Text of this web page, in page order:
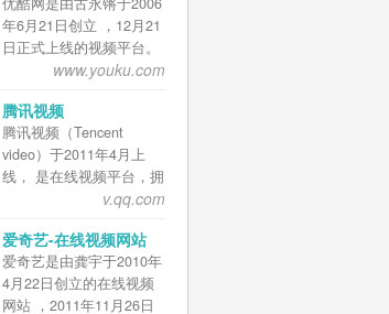
往售票窗口。 12306网站
C、D、G字头的动车组列
车选座功能于2017年10月
12日正式上线运行。自
2017年11月23日起，中国
铁路客户服务中心12306
网站微信支付服务功能上
线运行。每天23:00～
06:00维护期间如需办理
路车站窗口办理。 2020
年7月1日，12306官方支
付宝小程序已正式上线，
用户可以购买火车票或退
可视化界面进行配置、管
理。个人、企业的现有笔
记本电脑、PC机、廉价工
控机，都可以利用起来，
成为边缘计算服务器，将
本地免费的计算能力、存
储能力充分利用起来，与
公有云结合，组建混合
云，实现最高性价比。
断产生优质内容的生态系
统，B站已经涵盖7000多
个兴趣圈层的多元文化社
区，曾获得QuestMobile
研究院评选的“Z世代偏爱
APP”和“Z世代偏爱泛娱乐
APP”两项榜单第一名并入
选“BrandZ”报告2019最具
价值中国品牌100强 。
2021年3月29日，哔哩哔
哩正式在香港二次上市
源头砥柱型企业。 有妖气
正式成立于2009年5月，
并在同年10月上线原创漫
画网站“有妖气
中国独立原创漫画网络的
先锋领航平台，“有妖气
（www.u17.com）”汇聚了
近30000名漫画家、48000
余部漫画作品与数亿漫
迷。网站以海量的用户积
累、强势的市场营销，及
自发的活跃原创漫画工作
者们为后盾，从事原创漫
论坛一站式全方位动漫服
务，为原创动漫作者提供
最优质的创作成长环境，
为中国动漫产业打造梦想
兄、中国惊奇先生、火影
忍者、海贼王、大王饶
命、三体等。 中国著名互
联网动漫平台，成立于
2012年。目前，腾讯动漫
APP、 H5产品，并且与手
机QQ合作开发QQ动漫 。
在腾讯泛娱乐战略布局
年6月21日创立 ，12月21
日正式上线的视频平台。
优酷现为阿里巴巴集团数
业务之一，也是阿里巴巴
集团“Double H（健康与快
乐）”策略的组成部分。
优酷现支持PC、电视、移
动三大终端，兼具版权、
容(UGC)、专业生成内容
(PGC)及直播等多种内容
形态。 优酷的日均付费用
www.youku.com
腾讯视频
腾讯视频（Tencent
video）于2011年4月上
线， 是在线视频平台，拥
有流行内容和专业的媒体
视、综艺娱乐、体育赛
事、新闻资讯等为一体的
综合视频内容平台，并通
过PC端、移动端及客厅产
v.qq.com
爱奇艺-在线视频网站
爱奇艺是由龚宇于2010年
4月22日创立的在线视频
网站 ，2011年11月26日